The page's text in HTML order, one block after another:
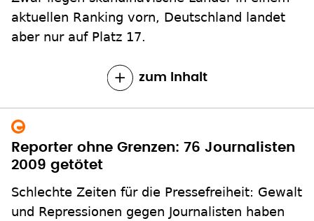
aktuellen Ranking vorn, Deutschland landet
aber nur auf Platz 17.
zum Inhalt
Reporter ohne Grenzen: 76 Journalisten
2009 getötet
Schlechte Zeiten für die Pressefreiheit: Gewalt
und Repressionen gegen Journalisten haben